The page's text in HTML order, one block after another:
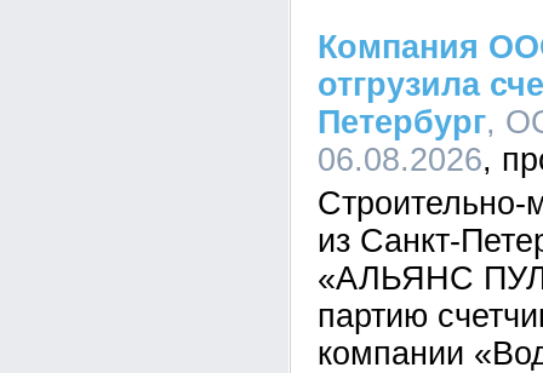
Компания
отгрузила
Петербург,
06.08.2026
Строительно-
из Санкт-
«АЛЬЯНС
партию
компании